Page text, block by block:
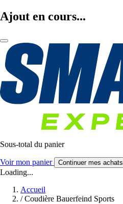
Ajout en cours...
Sous-total du panier
Voir mon panier Continuer mes achats
Loading...
Accueil
/ Coudière Bauerfeind Sports